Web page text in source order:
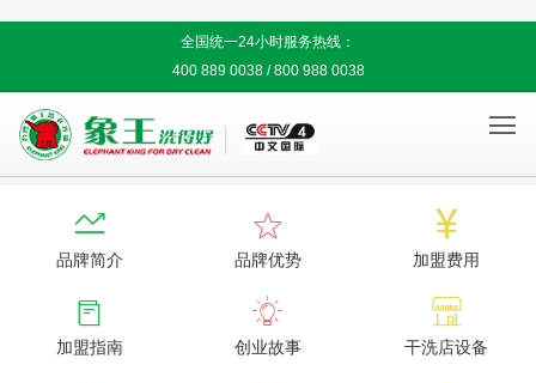
全国统一24小时服务热线：
400 889 0038 / 800 988 0038


品牌简介

品牌优势

加盟费用

加盟指南

创业故事

干洗店设备